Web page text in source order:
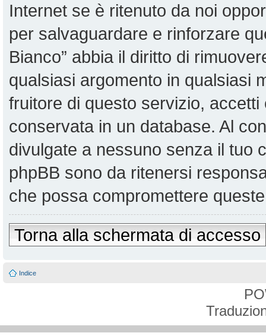
Internet se è ritenuto da noi
per salvaguardare e rinforzare
Bianco” abbia il diritto di
qualsiasi argomento in qualsiasi
fruitore di questo servizio,
conservata in un database. Al
divulgate a nessuno senza il tuo
phpBB sono da ritenersi
che possa compromettere
Torna alla schermata di accesso
Indice